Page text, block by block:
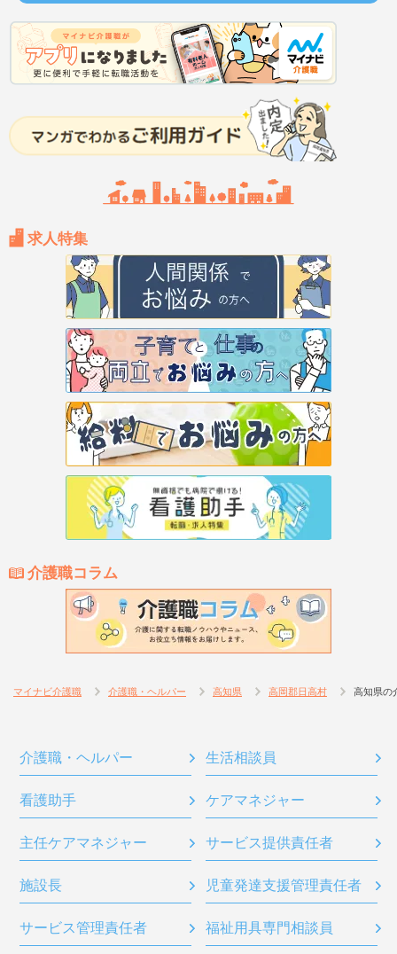
求人特集
介護職コラム
マイナビ介護職 介護職・ヘルパー 高知県 高岡郡日高村 高知県の
介護職・ヘルパー 生活相談員
看護助手 ケアマネジャー
主任ケアマネジャー サービス提供責任者
施設長 児童発達支援管理責任者
サービス管理責任者 福祉用具専門相談員